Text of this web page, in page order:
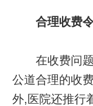
合理收费
在收费问题
公道合理的收
外,医院还推行